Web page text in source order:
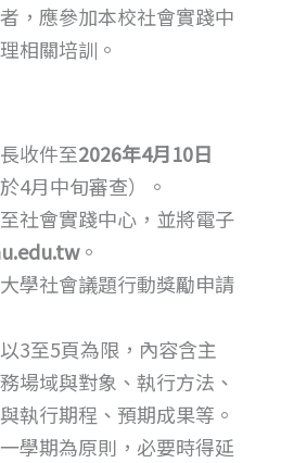
，應參加本校社會實踐中
相關培訓。
收件至2026年4月10日
於4月中旬審查）。
社會實踐中心，並將電子
。
學社會議題行動獎勵申請
3至5頁為限，內容含主
場域與對象、執行方法、
執行期程、預期成果等。
學期為原則，必要時得延